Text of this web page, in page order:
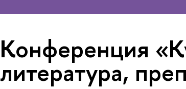
Конференция
литература,